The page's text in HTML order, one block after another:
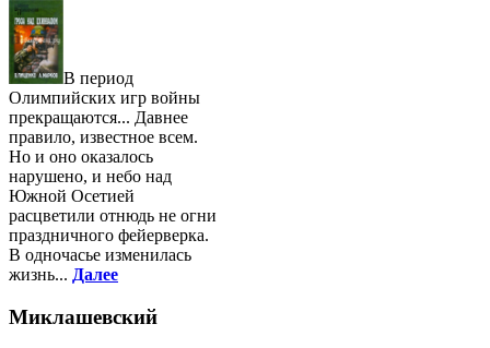
В период
Олимпийских игр войны
прекращаются... Давнее
правило, известное всем.
Но и оно оказалось
нарушено, и небо над
Южной Осетией
расцветили отнюдь не огни
праздничного фейерверка.
В одночасье изменилась
жизнь... Далее
Миклашевский